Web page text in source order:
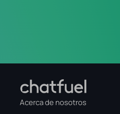
empresarial.
Acerca de nosotros